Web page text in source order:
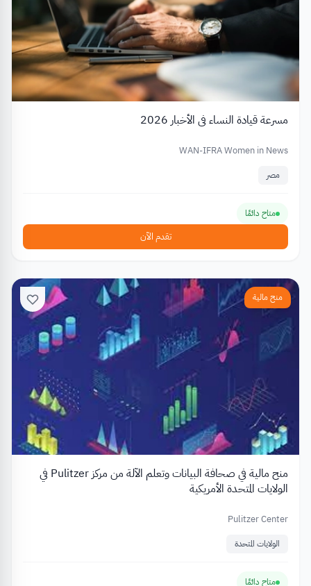
مسرعة قيادة النساء في الأخبار 2026
WAN-IFRA Women in News
مصر
متاح دائمًا
تقدم الآن
منح مالية
منح مالية في صحافة البيانات وتعلم الآلة من مركز Pulitzer في
الولايات المتحدة الأمريكية
Pulitzer Center
الولايات المتحدة
متاح دائمًا